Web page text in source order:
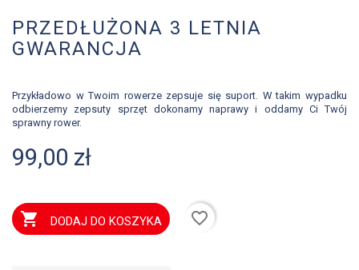
PRZEDŁUŻONA 3 LETNIA
GWARANCJA
Przykładowo w Twoim rowerze zepsuje się suport. W takim wypadku
odbierzemy zepsuty sprzęt dokonamy naprawy i oddamy Ci Twój
sprawny rower.
99,00 zł
 DODAJ DO KOSZYKA favorite_border